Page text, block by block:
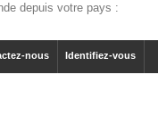
depuis votre pays :
Identifiez-vous
nous